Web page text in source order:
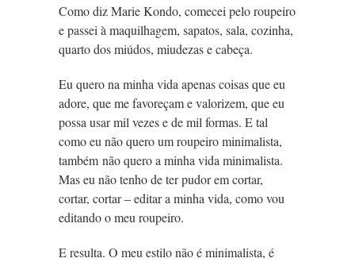
Como diz Marie Kondo, comecei pelo roupeiro
e passei à maquilhagem, sapatos, sala, cozinha,
quarto dos miúdos, miudezas e cabeça.
Eu quero na minha vida apenas coisas que eu
adore, que me favoreçam e valorizem, que eu
possa usar mil vezes e de mil formas. E tal
como eu não quero um roupeiro minimalista,
também não quero a minha vida minimalista.
Mas eu não tenho de ter pudor em cortar,
cortar, cortar – editar a minha vida, como vou
editando o meu roupeiro.
E resulta. O meu estilo não é minimalista, é